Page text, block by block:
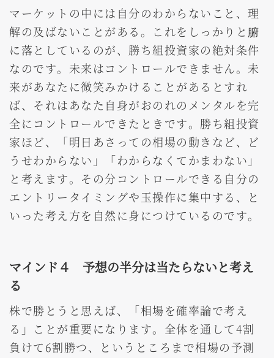
マーケットの中には自分のわからないこと、理
解の及ばないことがある。これをしっかりと腑
に落としているのが、勝ち組投資家の絶対条件
なのです。未来はコントロールできません。未
来があなたに微笑みかけることがあるとすれ
ば、それはあなた自身がおのれのメンタルを完
全にコントロールできたときです。勝ち組投資
家ほど、「明日あさっての相場の動きなど、ど
うせわからない」「わからなくてかまわない」
と考えます。その分コントロールできる自分の
エントリータイミングや玉操作に集中する、と
いった考え方を自然に身につけているのです。
マインド４ 予想の半分は当たらないと考え
る
株で勝とうと思えば、「相場を確率論で考え
る」ことが重要になります。全体を通して4割
負けて6割勝つ、というところまで相場の予測